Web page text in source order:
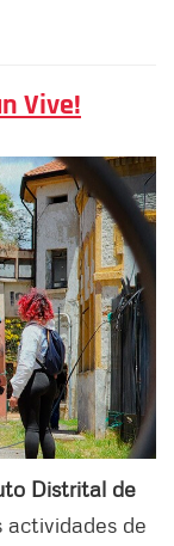
Vive!
Distrital de
actividades de